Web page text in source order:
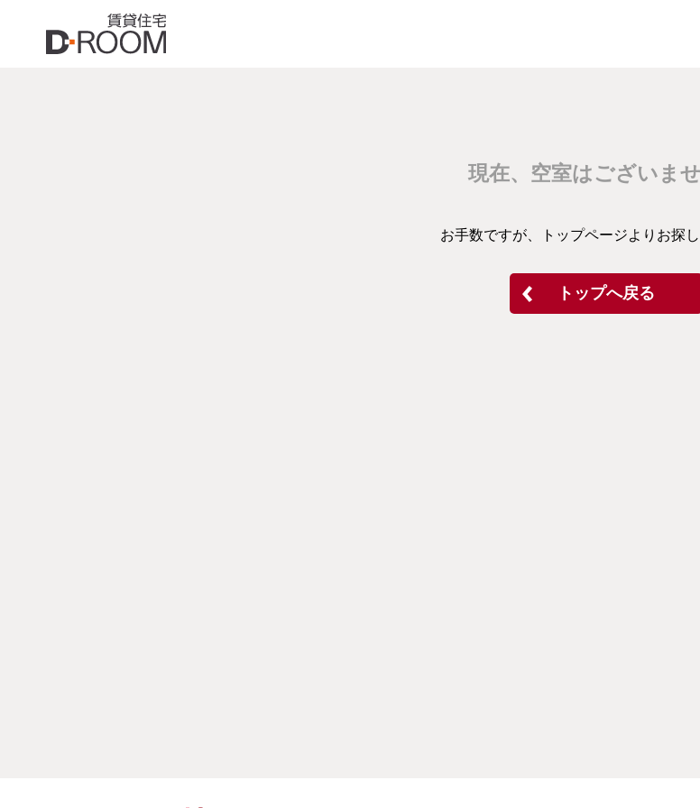
現在、空室はございませ
お手数ですが、トップページよりお探し
トップへ戻る